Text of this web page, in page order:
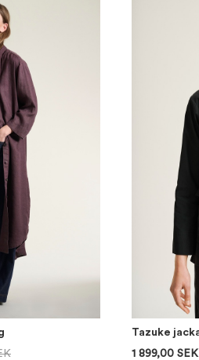
Tazuke
1 899,00 SEK